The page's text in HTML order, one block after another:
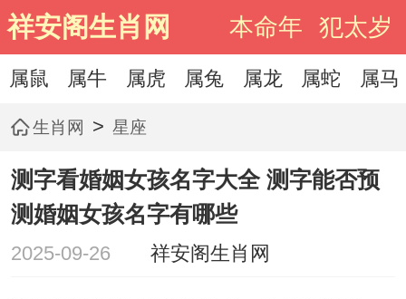
祥安阁生肖网 本命年 犯太岁
属鼠 属牛 属虎 属兔 属龙 属蛇 属马
生肖网 > 星座
测字看婚姻女孩名字大全 测字能否预
测婚姻女孩名字有哪些
2025-09-26 祥安阁生肖网